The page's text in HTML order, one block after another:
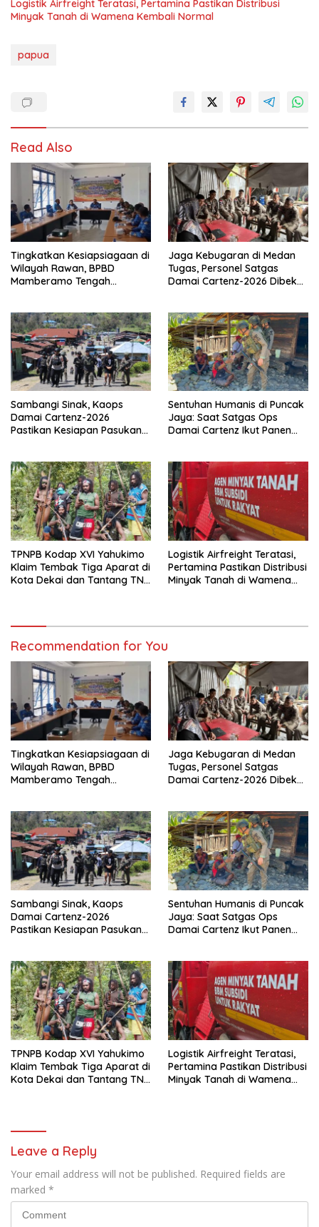
Logistik Airfreight Teratasi, Pertamina Pastikan Distribusi
Minyak Tanah di Wamena Kembali Normal
papua
Read Also
Tingkatkan Kesiapsiagaan di
Wilayah Rawan, BPBD
Mamberamo Tengah
Jaga Kebugaran di Medan
Tugas, Personel Satgas
Damai Cartenz-2026 Dibekali
Sambangi Sinak, Kaops
Damai Cartenz-2026
Pastikan Kesiapan Pasukan
Sentuhan Humanis di Puncak
Jaya: Saat Satgas Ops
Damai Cartenz Ikut Panen
TPNPB Kodap XVI Yahukimo
Klaim Tembak Tiga Aparat di
Kota Dekai dan Tantang TNI-
Logistik Airfreight Teratasi,
Pertamina Pastikan Distribusi
Minyak Tanah di Wamena
Recommendation for You
Tingkatkan Kesiapsiagaan di
Wilayah Rawan, BPBD
Mamberamo Tengah
Jaga Kebugaran di Medan
Tugas, Personel Satgas
Damai Cartenz-2026 Dibekali
Sambangi Sinak, Kaops
Damai Cartenz-2026
Pastikan Kesiapan Pasukan
Sentuhan Humanis di Puncak
Jaya: Saat Satgas Ops
Damai Cartenz Ikut Panen
TPNPB Kodap XVI Yahukimo
Klaim Tembak Tiga Aparat di
Kota Dekai dan Tantang TNI-
Logistik Airfreight Teratasi,
Pertamina Pastikan Distribusi
Minyak Tanah di Wamena
Leave a Reply
Your email address will not be published. Required fields are
marked *